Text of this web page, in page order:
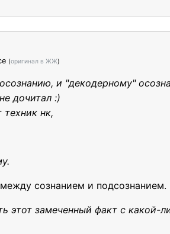
(оригинал в ЖЖ)
и "декодерному"
дочитал :)
нк,
сознанием и подсознанием.
этот замеченный факт с какой-